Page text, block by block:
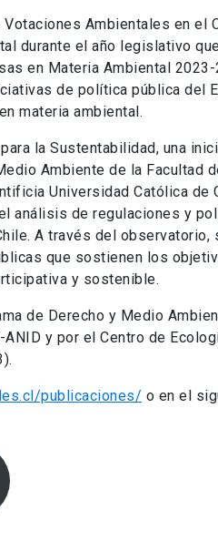
Ambientales en el
durante el año legislativo
en Materia Ambiental 2023-
de política pública del
materia ambiental.
la Sustentabilidad, una
Ambiente de la Facultad
Universidad Católica de
análisis de regulaciones y
A través del observatorio,
que sostienen los
y sostenible.
de Derecho y Medio
y por el Centro de
publicaciones/ o en el